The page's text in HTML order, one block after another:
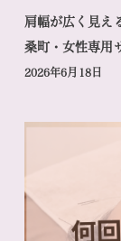
肩幅が広く見え
桑町・女性専用
2026年6月18日